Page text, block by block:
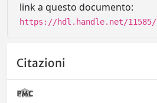
link a questo documento:
https://hdl.handle.net/11585/
Citazioni